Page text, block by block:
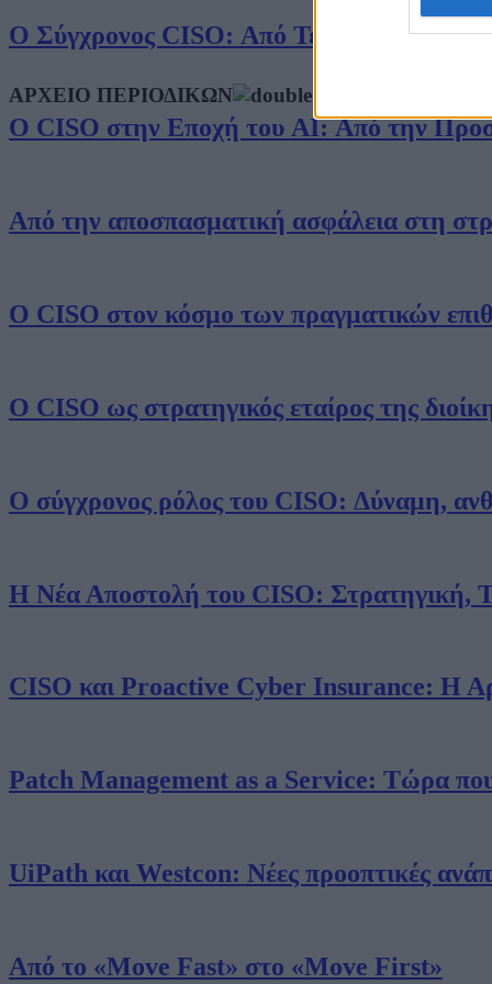
Ο Σύγχρονος CISO: Από Τεχνικός
Ο CISO στην Εποχή του AI: Από την
Από την αποσπασματική ασφάλεια στη
Ο CISO στον κόσμο των πραγματικών
Ο CISO ως στρατηγικός εταίρος της
Ο σύγχρονος ρόλος του CISO: Δύναμη,
Η Νέα Αποστολή του CISO: Στρατηγική,
CISO και Proactive Cyber Insurance: Η
Patch Management as a Service: Τώρα που
UiPath και Westcon: Νέες προοπτικές
Από το «Move Fast» στο «Move First»
ΑΡΧΕΙΟ ΠΕΡΙΟΔΙΚΩΝ